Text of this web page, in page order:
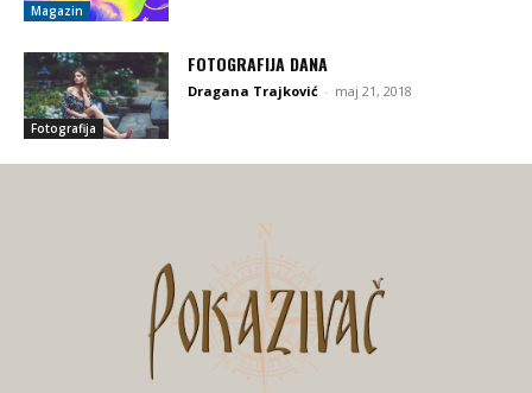
Magazin
Fotografija
FOTOGRAFIJA DANA
Dragana Trajković - maj 21, 2018